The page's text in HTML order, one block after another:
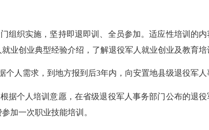
织实施，坚持即退即训、全员参加。适应性培训的内
业创业典型经验介绍，了解退役军人就业创业及教育培
需求，到地方报到后3年内，向安置地县级退役军人
个人培训意愿，在省级退役军人事务部门公布的退役
加一次职业技能培训。